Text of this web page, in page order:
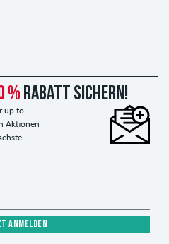
% Rabatt sichern!
up to
Aktionen
ANMELDEN